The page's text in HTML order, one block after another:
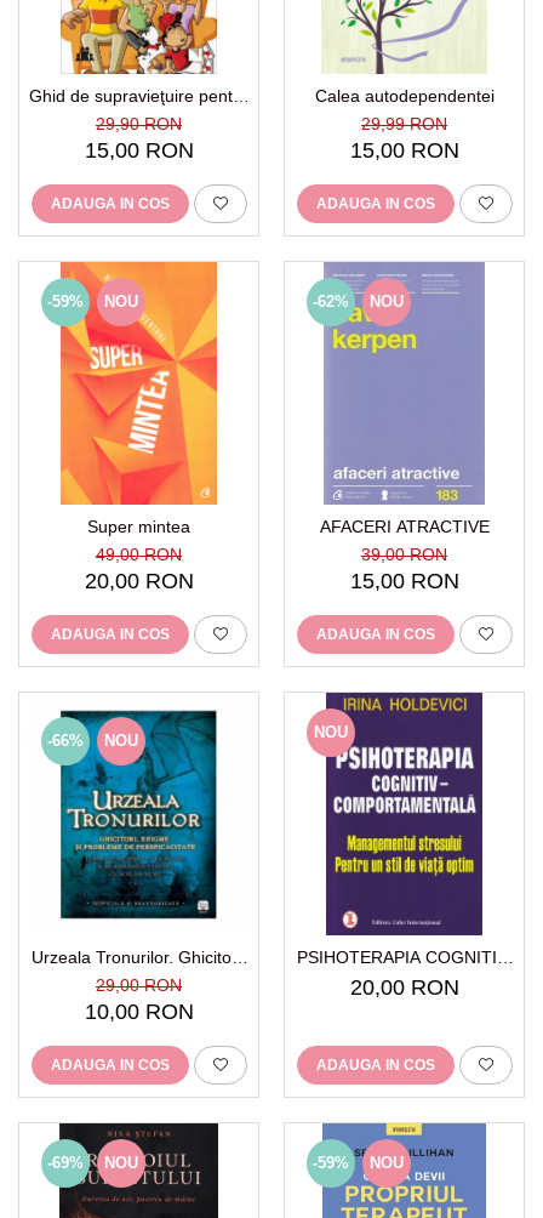
Ghid de supravieţuire pentru
familia modernă
29,90 RON
15,00 RON
ADAUGA IN COS
Calea autodependentei
29,99 RON
15,00 RON
ADAUGA IN COS
-59% NOU
Super mintea
49,00 RON
20,00 RON
ADAUGA IN COS
-62% NOU
AFACERI ATRACTIVE
39,00 RON
15,00 RON
ADAUGA IN COS
-66% NOU
Urzeala Tronurilor. Ghicitori,
enigme și probleme de
perspicacitate.
29,00 RON
10,00 RON
ADAUGA IN COS
NOU
PSIHOTERAPIA COGNITIV-
COMPORTAMENTALA - Irina
HOLDEVICI
20,00 RON
ADAUGA IN COS
-69% NOU -59% NOU